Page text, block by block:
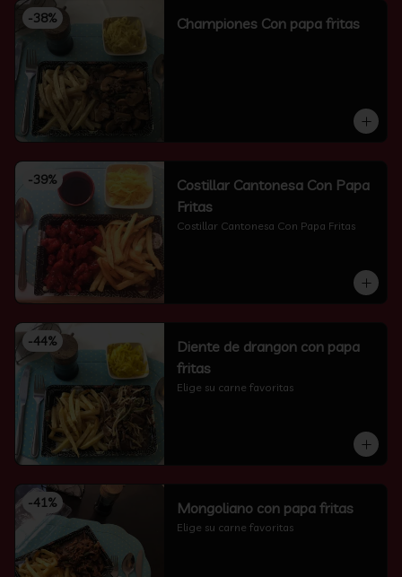
-38% Championes Con papa fritas
-39%
Costillar Cantonesa Con Papa
Fritas
Costillar Cantonesa Con Papa Fritas
-44%
Diente de drangon con papa
fritas
Elige su carne favoritas
-41% Mongoliano con papa fritas
Elige su carne favoritas